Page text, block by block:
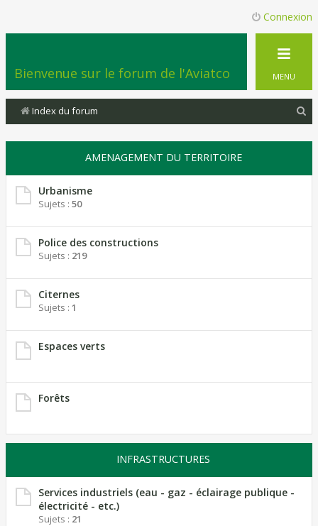
Connexion
Bienvenue sur le forum de l'Aviatco MENU
Index du forum
c
AMENAGEMENT DU TERRITOIRE
Urbanisme
Sujets : 50
Police des constructions
Sujets : 219
Citernes
Sujets : 1
Espaces verts
Forêts
INFRASTRUCTURES
Services industriels (eau - gaz - éclairage publique -
électricité - etc.)
Sujets : 21